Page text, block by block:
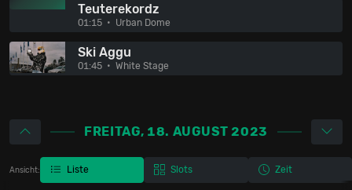
Teuterekordz
01:15 Urban Dome
Ski Aggu
01:45 White Stage
FREITAG, 18. AUGUST 2023
Ansicht: Liste Slots Zeit